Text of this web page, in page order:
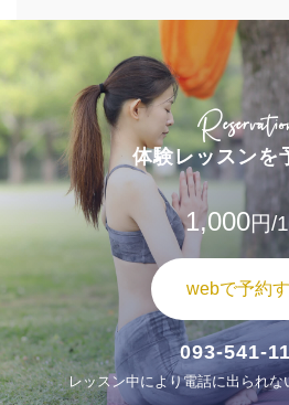
体験レッスンを
1,000円/
webで予約
093-541-
レッスン中により電話に出られな